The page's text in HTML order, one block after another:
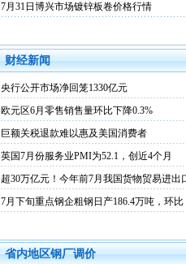
7月31日博兴市场镀锌板卷价格行情
财经新闻
央行公开市场净回笼1330亿元
欧元区6月零售销售量环比下降0.3%
巨额关税退款难以惠及美国消费者
英国7月份服务业PMI为52.1，创近4个月
超30万亿元！今年前7月我国货物贸易进出
7月下旬重点钢企粗钢日产186.4万吨，环比
省内地区钢厂调价